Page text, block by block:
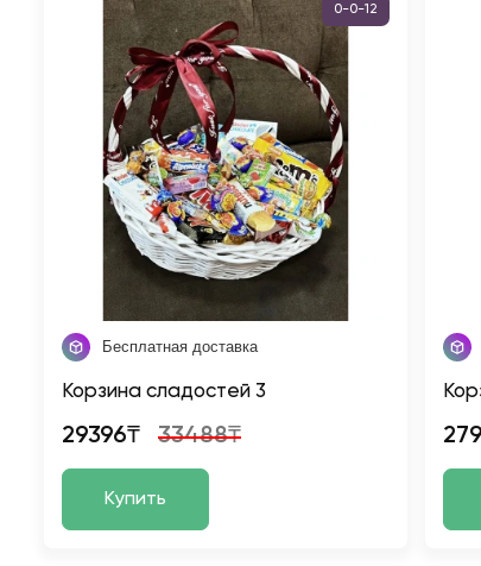
0-0-12
Бесплатная доставка
Корзина сладостей 3
29396₸ 33488₸
Купить